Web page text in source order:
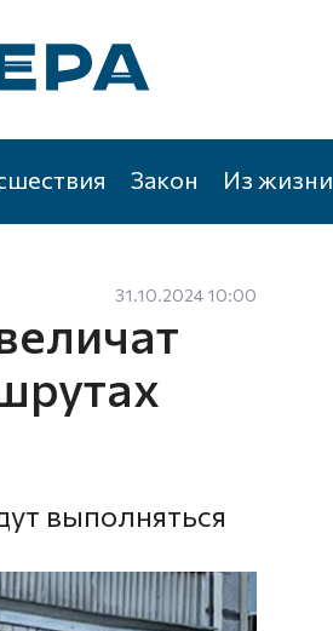
Закон Из жизни
31.10.2024 10:00
выполняться